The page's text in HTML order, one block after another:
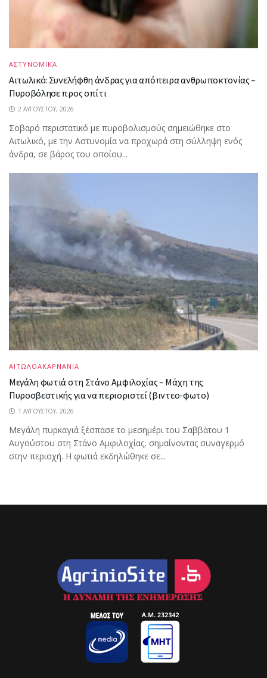
ΑΣΤΥΝΟΜΙΚΑ
Αιτωλικό: Συνελήφθη άνδρας για απόπειρα ανθρωποκτονίας –
Πυροβόλησε προς σπίτι
2 ΑΥΓΟΎΣΤΟΥ, 2026
Σοβαρό περιστατικό με πυροβολισμούς σημειώθηκε στο
Αιτωλικό, με την Αστυνομία να προχωρά στη σύλληψη ενός
άνδρα, σε βάρος του οποίου...
ΑΙΤΩΛΟΑΚΑΡΝΑΝΙΑ
Μεγάλη φωτιά στη Στάνο Αμφιλοχίας – Μάχη της
Πυροσβεστικής για να περιοριστεί (βιντεο-φωτο)
1 ΑΥΓΟΎΣΤΟΥ, 2026
Μεγάλη πυρκαγιά ξέσπασε το μεσημέρι του Σαββάτου 1
Αυγούστου στη Στάνο Αμφιλοχίας, σημαίνοντας συναγερμό
στην περιοχή. Η φωτιά εκδηλώθηκε σε...